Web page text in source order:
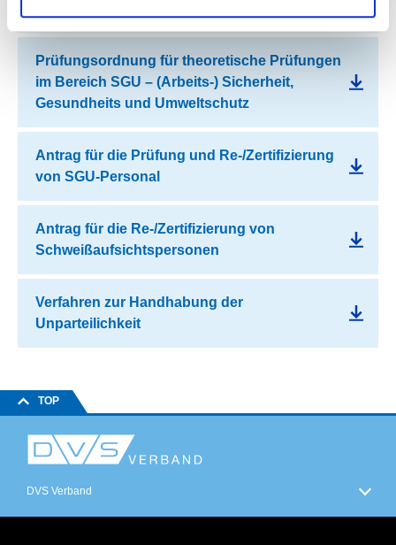
Prüfungsordnung für theoretische Prüfungen
im Bereich SGU – (Arbeits-) Sicherheit,
Gesundheits und Umweltschutz
Antrag für die Prüfung und Re-/Zertifizierung
von SGU-Personal
Antrag für die Re-/Zertifizierung von
Schweißaufsichtspersonen
Verfahren zur Handhabung der
Unparteilichkeit
TOP
DVS Verband